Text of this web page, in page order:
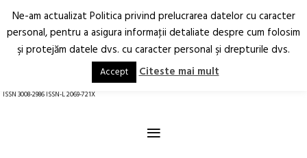
Arhitectură.
Oraș.
RO EN
ISSN 3008-2986 ISSN-L 2069-721X
≡
Ne-am actualizat Politica privind prelucrarea datelor cu caracter
personal, pentru a asigura informaţii detaliate despre cum folosim
şi protejăm datele dvs. cu caracter personal şi drepturile dvs.
Accept Citeste mai mult